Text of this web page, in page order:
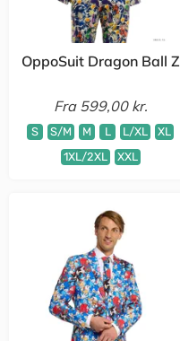
OppoSuit Dragon Ball Z
Fra599,00 kr.
S S/M M L L/XL
XL
1XL/2XL
XXL